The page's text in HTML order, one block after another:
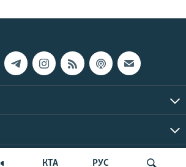
КТА РУС
© Крим.Реалії, 2026 | Усі права застережено.